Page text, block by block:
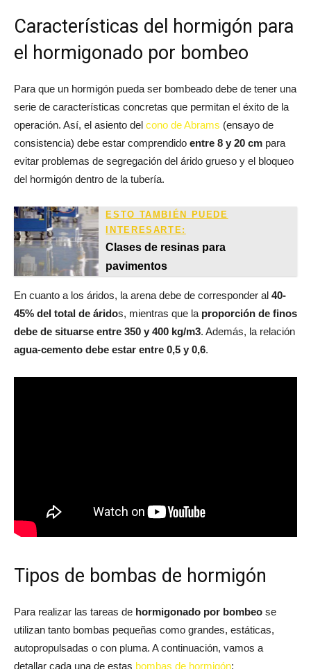
Características del hormigón para
el hormigonado por bombeo
Para que un hormigón pueda ser bombeado debe de tener una
serie de características concretas que permitan el éxito de la
operación. Así, el asiento del cono de Abrams (ensayo de
consistencia) debe estar comprendido entre 8 y 20 cm para
evitar problemas de segregación del árido grueso y el bloqueo
del hormigón dentro de la tubería.
ESTO TAMBIÉN PUEDE
INTERESARTE:
Clases de resinas para
pavimentos
En cuanto a los áridos, la arena debe de corresponder al 40-
45% del total de áridos, mientras que la proporción de finos
debe de situarse entre 350 y 400 kg/m3. Además, la relación
agua-cemento debe estar entre 0,5 y 0,6.
Tipos de bombas de hormigón
Para realizar las tareas de hormigonado por bombeo se
utilizan tanto bombas pequeñas como grandes, estáticas,
autopropulsadas o con pluma. A continuación, vamos a
detallar cada una de estas bombas de hormigón: